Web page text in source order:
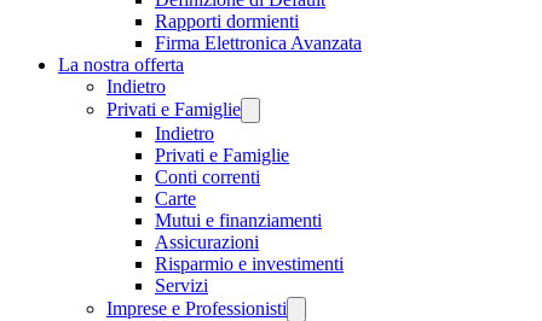
Rapporti dormienti
Firma Elettronica Avanzata
La nostra offerta
Indietro
Privati e Famiglie
Indietro
Privati e Famiglie
Conti correnti
Carte
Mutui e finanziamenti
Assicurazioni
Risparmio e investimenti
Servizi
Imprese e Professionisti